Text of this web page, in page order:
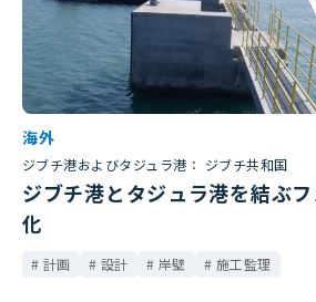
海外
ジブチ港およびタジュラ港： ジブチ共和国
ジブチ港とタジュラ港を結ぶ
化
計画 設計 岸壁 施工監理